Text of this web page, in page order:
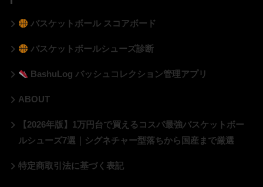
バスケットボール スコアボード
バスケットボールシューズ診断
BashuLog バッシュコレクション管理アプリ
ABOUT
【2026年版】1万円台で買えるコスパ最強バスケットボー
ルシューズ7選｜シグネチャー型落ちから国産まで厳選
特定商取引法に基づく表記